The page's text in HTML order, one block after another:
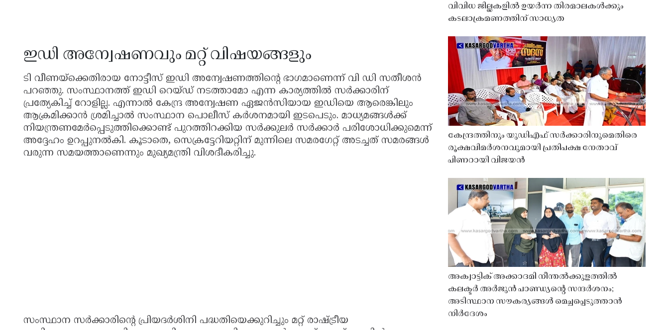
ഇഡി അന്വേഷണവും മറ്റ് വിഷയങ്ങളും
ടി വീണയ്ക്കെതിരായ നോട്ടീസ് ഇഡി അന്വേഷണത്തിൻ്റെ ഭാഗമാണെന്ന് വി ഡി സതീശൻ
പറഞ്ഞു. സംസ്ഥാനത്ത് ഇഡി റെയ്ഡ് നടത്താമോ എന്ന കാര്യത്തിൽ സർക്കാരിന്
പ്രത്യേകിച്ച് റോളില്ല. എന്നാൽ കേന്ദ്ര അന്വേഷണ ഏജൻസിയായ ഇഡിയെ ആരെങ്കിലും
ആക്രമിക്കാൻ ശ്രമിച്ചാൽ സംസ്ഥാന പൊലീസ് കർശനമായി ഇടപെടും. മാധ്യമങ്ങൾക്ക്
നിയന്ത്രണമേർപ്പെടുത്തിക്കൊണ്ട് പുറത്തിറക്കിയ സർക്കുലർ സർക്കാർ പരിശോധിക്കുമെന്ന്
അദ്ദേഹം ഉറപ്പുനൽകി. കൂടാതെ, സെക്രട്ടേറിയറ്റിന് മുന്നിലെ സമരഗേറ്റ് അടച്ചത് സമരങ്ങൾ
വരുന്ന സമയത്താണെന്നും മുഖ്യമന്ത്രി വിശദീകരിച്ചു.
സംസ്ഥാന സർക്കാരിൻ്റെ പ്രിയദർശിനി പദ്ധതിയെക്കുറിച്ചും മറ്റ് രാഷ്ട്രീയ
വിവിധ ജില്ലകളിൽ ഉയർന്ന തിരമാലകൾക്കും
കടലാക്രമണത്തിന് സാധ്യത
കേന്ദ്രത്തിനും യുഡിഎഫ് സർക്കാരിനുമെതിരെ
രൂക്ഷവിമർശനവുമായി പ്രതിപക്ഷ നേതാവ്
പിണറായി വിജയൻ
അക്വാട്ടിക് അക്കാദമി നീന്തൽക്കുളത്തിൽ
കലക്ടർ അർജുൻ പാണ്ഡ്യൻ്റെ സന്ദർശനം;
അടിസ്ഥാന സൗകര്യങ്ങൾ മെച്ചപ്പെടുത്താൻ
നിർദേശം